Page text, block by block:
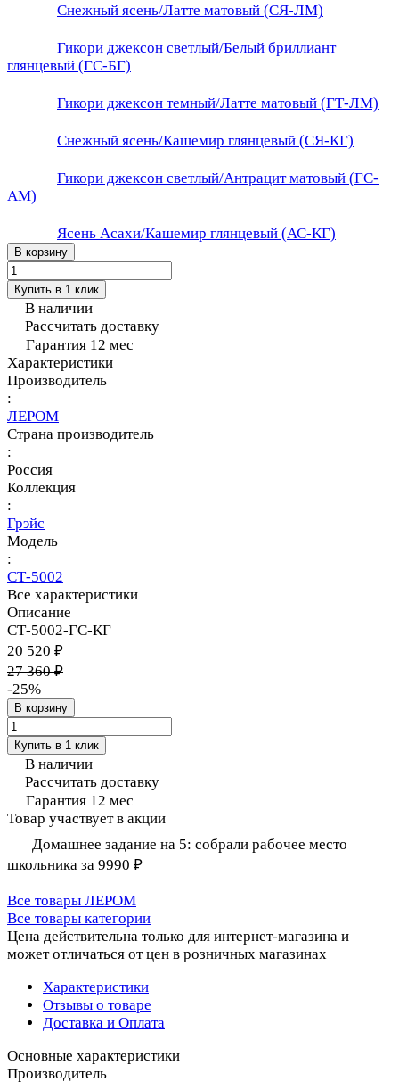
Снежный ясень/Латте матовый (СЯ-ЛМ)
Гикори джексон светлый/Белый бриллиант
глянцевый (ГС-БГ)
Гикори джексон темный/Латте матовый (ГТ-ЛМ)
Снежный ясень/Кашемир глянцевый (СЯ-КГ)
Гикори джексон светлый/Антрацит матовый (ГС-
АМ)
Ясень Асахи/Кашемир глянцевый (АС-КГ)
В корзину
Купить в 1 клик
В наличии
Рассчитать доставку
Гарантия 12 мес
Характеристики
Производитель
:
ЛЕРОМ
Страна производитель
:
Россия
Коллекция
:
Грэйс
Модель
:
СТ-5002
Все характеристики
Описание
СТ-5002-ГС-КГ
20 520 ₽
27 360 ₽
-25%
В корзину
Купить в 1 клик
В наличии
Рассчитать доставку
Гарантия 12 мес
Товар участвует в акции
Домашнее задание на 5: собрали рабочее место
школьника за 9990 ₽
Все товары ЛЕРОМ
Все товары категории
Цена действительна только для интернет-магазина и
может отличаться от цен в розничных магазинах
Характеристики
Отзывы о товаре
Доставка и Оплата
Основные характеристики
Производитель